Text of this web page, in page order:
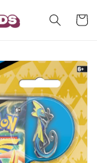
Carrello